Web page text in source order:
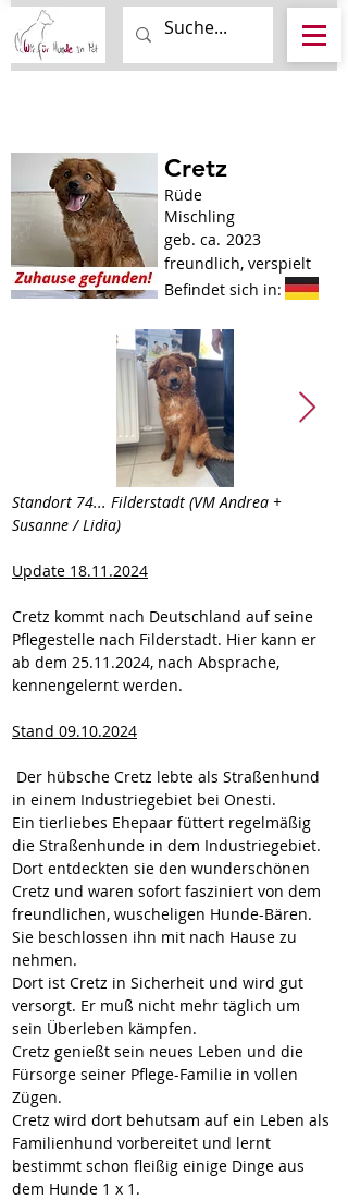
Cretz
Rüde
Mischling
geb. ca. 2023
freundlich, verspielt
Befindet sich in:
Standort 74... Filderstadt (VM Andrea +
Susanne / Lidia)
Update 18.11.2024
Cretz kommt nach Deutschland auf seine
Pflegestelle nach Filderstadt. Hier kann er
ab dem 25.11.2024, nach Absprache,
kennengelernt werden.
Stand 09.10.2024
Der hübsche Cretz lebte als Straßenhund
in einem Industriegebiet bei Onesti.
Ein tierliebes Ehepaar füttert regelmäßig
die Straßenhunde in dem Industriegebiet.
Dort entdeckten sie den wunderschönen
Cretz und waren sofort fasziniert von dem
freundlichen, wuscheligen Hunde-Bären.
Sie beschlossen ihn mit nach Hause zu
nehmen.
Dort ist Cretz in Sicherheit und wird gut
versorgt. Er muß nicht mehr täglich um
sein Überleben kämpfen.
Cretz genießt sein neues Leben und die
Fürsorge seiner Pflege-Familie in vollen
Zügen.
Cretz wird dort behutsam auf ein Leben als
Familienhund vorbereitet und lernt
bestimmt schon fleißig einige Dinge aus
dem Hunde 1 x 1.